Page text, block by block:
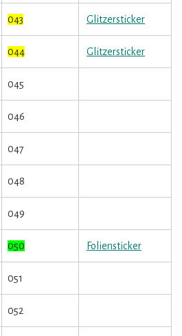
043 Glitzersticker
044 Glitzersticker
045
046
047
048
049
050 Foliensticker
051
052